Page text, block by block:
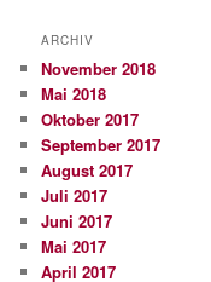
ARCHIV
November 2018
Mai 2018
Oktober 2017
September 2017
August 2017
Juli 2017
Juni 2017
Mai 2017
April 2017